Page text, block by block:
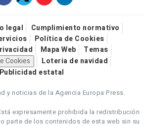
legal
Cumplimiento normativo
Política de Cookies
Mapa Web
Temas
Cookies
Loteria de navidad
Publicidad estatal
y noticias de la Agencia Europa Press.
expresamente prohibida la redistribución
parte de los contenidos de esta web sin su